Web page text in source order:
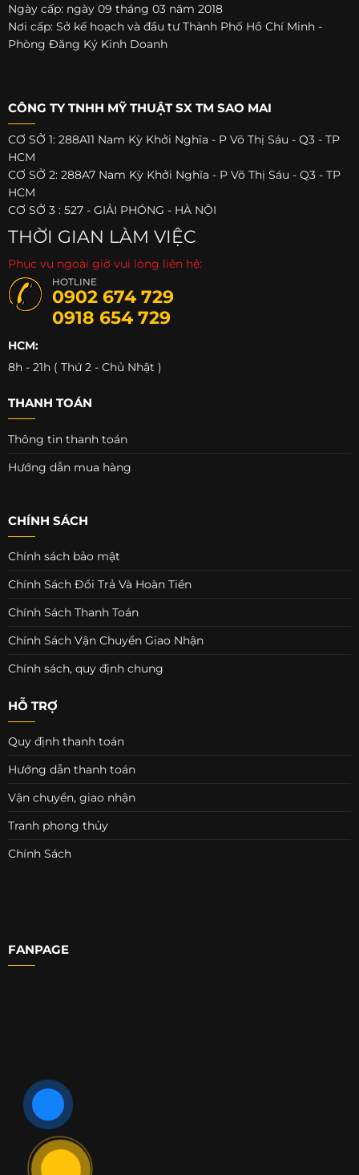
Ngày cấp: ngày 09 tháng 03 năm 2018
Nơi cấp: Sở kế hoạch và đầu tư Thành Phố Hồ Chí Minh -
Phòng Đăng Ký Kinh Doanh
CÔNG TY TNHH MỸ THUẬT SX TM SAO MAI
CƠ SỞ 1: 288A11 Nam Kỳ Khởi Nghĩa - P Võ Thị Sáu - Q3 - TP
HCM
CƠ SỞ 2: 288A7 Nam Kỳ Khởi Nghĩa - P Võ Thị Sáu - Q3 - TP
HCM
CƠ SỞ 3 : 527 - GIẢI PHÓNG - HÀ NỘI
THỜI GIAN LÀM VIỆC
Phục vụ ngoài giờ vui lòng liên hệ:
HOTLINE
0902 674 729
0918 654 729
HCM:
8h - 21h ( Thứ 2 - Chủ Nhật )
THANH TOÁN
Thông tin thanh toán
Hướng dẫn mua hàng
CHÍNH SÁCH
Chính sách bảo mật
Chính Sách Đổi Trả Và Hoàn Tiền
Chính Sách Thanh Toán
Chính Sách Vận Chuyển Giao Nhận
Chính sách, quy định chung
HỖ TRỢ
Quy định thanh toán
Hướng dẫn thanh toán
Vận chuyển, giao nhận
Tranh phong thủy
Chính Sách
FANPAGE